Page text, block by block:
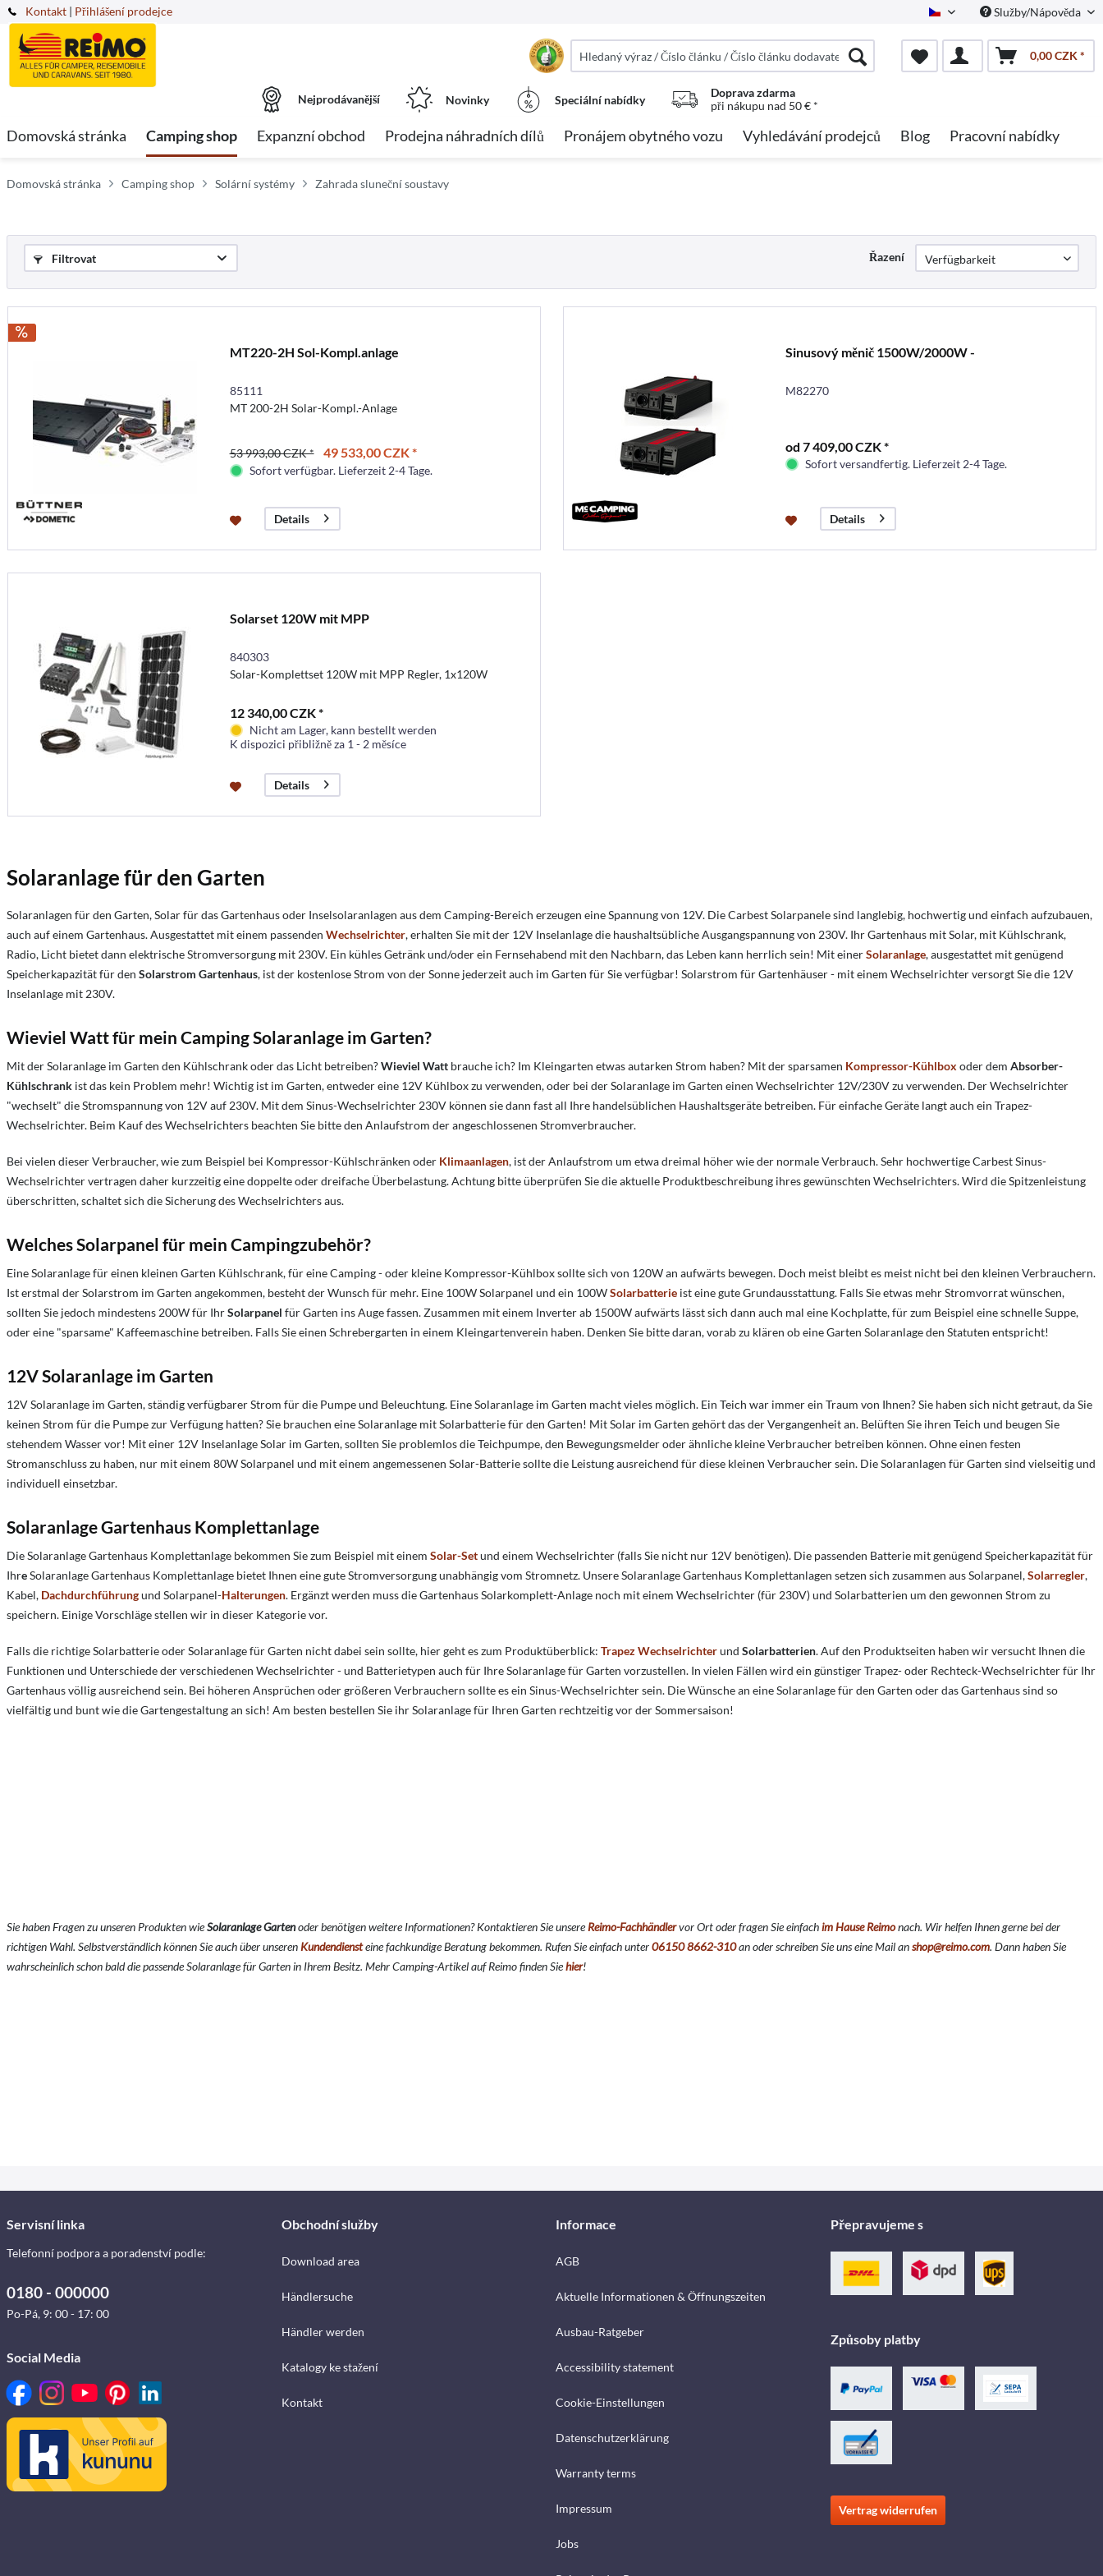
Kontakt Czech Služby/Nápověda
| Přihlášení prodejce
0,00 CZK *
Nejprodávanější Novinky Speciální nabídky
Doprava zdarma
při nákupu nad 50 € *
Domovská stránka Camping shop Expanzní obchod Prodejna náhradních dílů Pronájem obytného vozu Vyhledávání prodejců Blog Pracovní nabídky
Domovská stránka Camping shop Solární systémy Zahrada sluneční soustavy
Filtrovat Řazení
MT220-2H Sol-Kompl.anlage
85111
MT 200-2H Solar-Kompl.-Anlage
53 993,00 CZK * 49 533,00 CZK *
Sofort verfügbar. Lieferzeit 2-4 Tage.
Details
Sinusový měnič 1500W/2000W -
M82270
od 7 409,00 CZK *
Sofort versandfertig. Lieferzeit 2-4 Tage.
Details
Solarset 120W mit MPP
840303
Solar-Komplettset 120W mit MPP Regler, 1x120W
12 340,00 CZK *
Nicht am Lager, kann bestellt werden
K dispozici přibližně za 1 - 2 měsíce
Details
Solaranlage für den Garten
Solaranlagen für den Garten, Solar für das Gartenhaus oder Inselsolaranlagen aus dem Camping-Bereich erzeugen eine Spannung von 12V. Die Carbest Solarpanele sind langlebig, hochwertig und einfach aufzubauen,
auch auf einem Gartenhaus. Ausgestattet mit einem passenden Wechselrichter, erhalten Sie mit der 12V Inselanlage die haushaltsübliche Ausgangspannung von 230V. Ihr Gartenhaus mit Solar, mit Kühlschrank,
Radio, Licht bietet dann elektrische Stromversorgung mit 230V. Ein kühles Getränk und/oder ein Fernsehabend mit den Nachbarn, das Leben kann herrlich sein! Mit einerSolaranlage, ausgestattet mit genügend
Speicherkapazität für den Solarstrom Gartenhaus, ist der kostenlose Strom von der Sonne jederzeit auch im Garten für Sie verfügbar! Solarstrom für Gartenhäuser - mit einem Wechselrichter versorgt Sie die 12V
Inselanlage mit 230V.
Wieviel Watt für mein Camping Solaranlage im Garten?
Mit der Solaranlage im Garten den Kühlschrank oder das Licht betreiben?Wieviel Watt brauche ich? Im Kleingarten etwas autarken Strom haben? Mit der sparsamen Kompressor-Kühlbox oder dem Absorber-
Kühlschrank ist das kein Problem mehr! Wichtig ist im Garten, entweder eine 12V Kühlbox zu verwenden, oder bei der Solaranlage im Garten einen Wechselrichter 12V/230V zu verwenden. Der Wechselrichter
"wechselt" die Stromspannung von 12V auf 230V. Mit dem Sinus-Wechselrichter 230V können sie dann fast all Ihre handelsüblichen Haushaltsgeräte betreiben. Für einfache Geräte langt auch ein Trapez-
Wechselrichter. Beim Kauf des Wechselrichters beachten Sie bitte den Anlaufstrom der angeschlossenen Stromverbraucher.
Bei vielen dieser Verbraucher, wie zum Beispiel bei Kompressor-Kühlschränken oder Klimaanlagen, ist der Anlaufstrom um etwa dreimal höher wie der normale Verbrauch. Sehr hochwertige Carbest Sinus-
Wechselrichter vertragen daher kurzzeitig eine doppelte oder dreifache Überbelastung. Achtung bitte überprüfen Sie die aktuelle Produktbeschreibung ihres gewünschten Wechselrichters. Wird die Spitzenleistung
überschritten, schaltet sich die Sicherung des Wechselrichters aus.
Welches Solarpanel für mein Campingzubehör?
Eine Solaranlage für einen kleinen Garten Kühlschrank, für eine Camping - oder kleine Kompressor-Kühlbox sollte sich von 120W an aufwärts bewegen. Doch meist bleibt es meist nicht bei den kleinen Verbrauchern.
Ist erstmal der Solarstrom im Garten angekommen, besteht der Wunsch für mehr. Eine 100W Solarpanel und ein 100WSolarbatterie ist eine gute Grundausstattung. Falls Sie etwas mehr Stromvorrat wünschen,
sollten Sie jedoch mindestens 200W für IhrSolarpanel für Garten ins Auge fassen. Zusammen mit einem Inverter ab 1500W aufwärts lässt sich dann auch mal eine Kochplatte, für zum Beispiel eine schnelle Suppe,
oder eine "sparsame" Kaffeemaschine betreiben. Falls Sie einen Schrebergarten in einem Kleingartenverein haben. Denken Sie bitte daran, vorab zu klären ob eine Garten Solaranlage den Statuten entspricht!
12V Solaranlage im Garten
12V Solaranlage im Garten, ständig verfügbarer Strom für die Pumpe und Beleuchtung. Eine Solaranlage im Garten macht vieles möglich. Ein Teich war immer ein Traum von Ihnen? Sie haben sich nicht getraut, da Sie
keinen Strom für die Pumpe zur Verfügung hatten? Sie brauchen eine Solaranlage mit Solarbatterie für den Garten! Mit Solar im Garten gehört das der Vergangenheit an. Belüften Sie ihren Teich und beugen Sie
stehendem Wasser vor! Mit einer 12V Inselanlage Solar im Garten, sollten Sie problemlos die Teichpumpe, den Bewegungsmelder oder ähnliche kleine Verbraucher betreiben können. Ohne einen festen
Stromanschluss zu haben, nur mit einem 80W Solarpanel und mit einem angemessenen Solar-Batterie sollte die Leistung ausreichend für diese kleinen Verbraucher sein. Die Solaranlagen für Garten sind vielseitig und
individuell einsetzbar.
Solaranlage Gartenhaus Komplettanlage
Die Solaranlage Gartenhaus Komplettanlage bekommen Sie zum Beispiel mit einem Solar-Setund einem Wechselrichter (falls Sie nicht nur 12V benötigen). Die passenden Batterie mit genügend Speicherkapazität für
IhreSolaranlage Gartenhaus Komplettanlage bietet Ihnen eine gute Stromversorgung unabhängig vom Stromnetz. Unsere Solaranlage Gartenhaus Komplettanlagen setzen sich zusammen aus Solarpanel,Solarregler,
Kabel, Dachdurchführungund Solarpanel-Halterungen. Ergänzt werden muss die Gartenhaus Solarkomplett-Anlage noch mit einem Wechselrichter (für 230V) und Solarbatterien um den gewonnen Strom zu
speichern. Einige Vorschläge stellen wir in dieser Kategorie vor.
Falls die richtige Solarbatterie oder Solaranlage für Garten nicht dabei sein sollte, hier geht es zum Produktüberblick: Trapez Wechselrichterund Solarbatterien. Auf den Produktseiten haben wir versucht Ihnen die
Funktionen und Unterschiede der verschiedenen Wechselrichter - und Batterietypen auch für Ihre Solaranlage für Garten vorzustellen. In vielen Fällen wird ein günstiger Trapez- oder Rechteck-Wechselrichter für Ihr
Gartenhaus völlig ausreichend sein. Bei höheren Ansprüchen oder größeren Verbrauchern sollte es ein Sinus-Wechselrichter sein. Die Wünsche an eine Solaranlage für den Garten oder das Gartenhaus sind so
vielfältig und bunt wie die Gartengestaltung an sich! Am besten bestellen Sie ihr Solaranlage für Ihren Garten rechtzeitig vor der Sommersaison!
Sie haben Fragen zu unseren Produkten wieSolaranlage Gartenoder benötigen weitere Informationen? Kontaktieren Sie unsereReimo-Fachhändlervor Ort oder fragen Sie einfachim Hause Reimonach. Wir helfen Ihnen gerne bei der
richtigen Wahl. Selbstverständlich können Sie auch über unseren Kundendiensteine fachkundige Beratung bekommen. Rufen Sie einfach unter06150 8662-310an oder schreiben Sie uns eine Mail anshop@reimo.com. Dann haben Sie
wahrscheinlich schon bald die passende Solaranlage für Garten in Ihrem Besitz. Mehr Camping-Artikel auf Reimo finden Siehier!
Servisní linka
Telefonní podpora a poradenství podle:
0180 - 000000
Po-Pá, 9: 00 - 17: 00
Social Media
Obchodní služby
Download area
Händlersuche
Händler werden
Katalogy ke stažení
Kontakt
Informace
AGB
Aktuelle Informationen & Öffnungszeiten
Ausbau-Ratgeber
Accessibility statement
Cookie-Einstellungen
Datenschutzerklärung
Warranty terms
Impressum
Jobs
Přepravujeme s
Způsoby platby
Vertrag widerrufen